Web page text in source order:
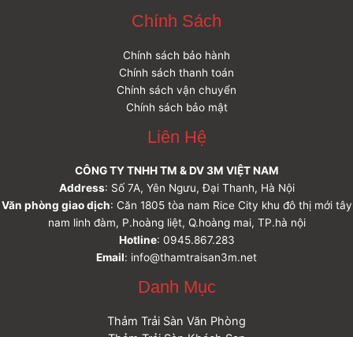
Chính Sách
Chính sách bảo hành
Chính sách thanh toán
Chính sách vận chuyển
Chính sách bảo mật
Liên Hệ
CÔNG TY TNHH TM & DV 3M VIỆT NAM
Address: Số 7A, Yên Ngưu, Đại Thanh, Hà Nội
Văn phòng giao dịch: Căn 1805 tòa nam Rice City khu đô thị mới tây
nam linh đàm, P.hoàng liệt, Q.hoàng mai, TP.hà nội
Hotline: 0945.867.283
Email: info@thamtraisan3m.net
Danh Mục
Thảm Trải Sàn Văn Phòng